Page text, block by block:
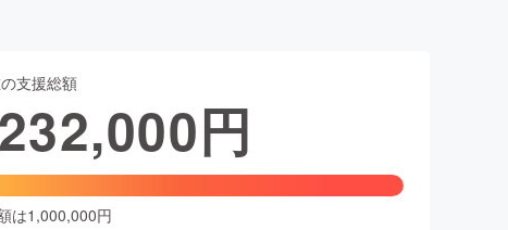
ファッション
支援総額
円
は1,000,000円